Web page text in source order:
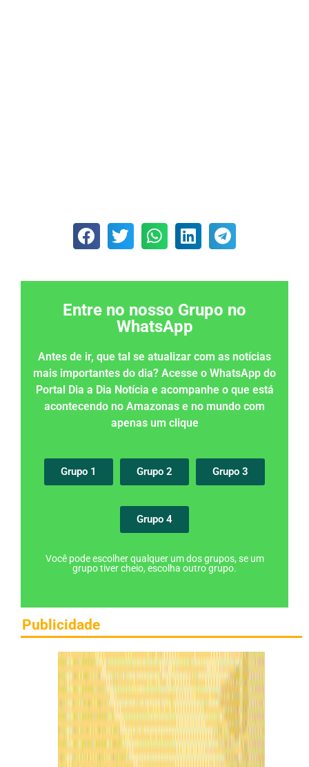
Entre no nosso Grupo no
WhatsApp
Antes de ir, que tal se atualizar com as notícias
mais importantes do dia? Acesse o WhatsApp do
Portal Dia a Dia Notícia e acompanhe o que está
acontecendo no Amazonas e no mundo com
apenas um clique
Grupo 1 Grupo 2 Grupo 3
Grupo 4
Você pode escolher qualquer um dos grupos, se um
grupo tiver cheio, escolha outro grupo.
Publicidade